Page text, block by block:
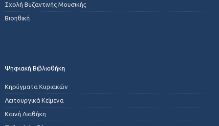
Σχολή Βυζαντινής Μουσικής
Βιοηθική
Ψηφιακή Βιβλιοθήκη
Κηρύγματα Κυριακών
Λειτουργικά Κείμενα
Καινή Διαθήκη